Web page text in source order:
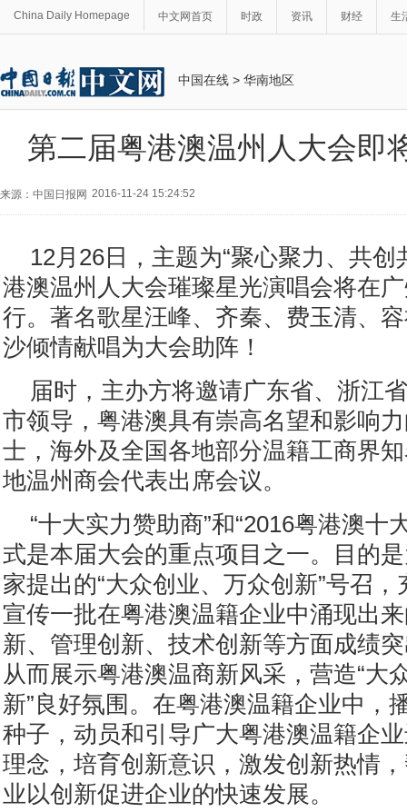
China Daily Homepage 中文网首页 时政 资讯 财经 生
中国在线 > 华南地区
第二届粤港澳温州人大会即
来源：中国日报网 2016-11-24 15:24:52
12月26日，主题为“聚心聚力、共创
港澳温州人大会璀璨星光演唱会将在
行。著名歌星汪峰、齐秦、费玉清、
沙倾情献唱为大会助阵！
届时，主办方将邀请广东省、浙江
市领导，粤港澳具有崇高名望和影响
士，海外及全国各地部分温籍工商界
地温州商会代表出席会议。
“十大实力赞助商”和“2016粤港澳十
式是本届大会的重点项目之一。目的
家提出的“大众创业、万众创新”号召
宣传一批在粤港澳温籍企业中涌现出
新、管理创新、技术创新等方面成绩
从而展示粤港澳温商新风采，营造“大
新”良好氛围。在粤港澳温籍企业中，
种子，动员和引导广大粤港澳温籍企
理念，培育创新意识，激发创新热情
业以创新促进企业的快速发展。